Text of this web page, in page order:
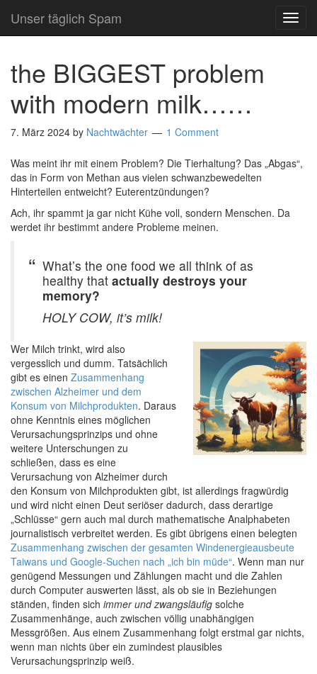
Unser täglich Spam
the BIGGEST problem
with modern milk……
7. März 2024 by Nachtwächter 1 Comment
Was meint ihr mit einem Problem? Die Tierhaltung? Das „Abgas“,
das in Form von Methan aus vielen schwanzbewedelten
Hinterteilen entweicht? Euterentzündungen?
Ach, ihr spammt ja gar nicht Kühe voll, sondern Menschen. Da
werdet ihr bestimmt andere Probleme meinen.
What’s the one food we all think of as
healthy that actually destroys your
memory?
HOLY COW, it’s milk!
Wer Milch trinkt, wird also
vergesslich und dumm. Tatsächlich
gibt es einen Zusammenhang
zwischen Alzheimer und dem
Konsum von Milchprodukten. Daraus
ohne Kenntnis eines möglichen
Verursachungsprinzips und ohne
weitere Unterschungen zu
schließen, dass es eine
Verursachung von Alzheimer durch
den Konsum von Milchprodukten gibt, ist allerdings fragwürdig
und wird nicht einen Deut seriöser dadurch, dass derartige
„Schlüsse“ gern auch mal durch mathematische Analphabeten
journalistisch verbreitet werden. Es gibt übrigens einen belegten
Zusammenhang zwischen der gesamten Windenergieausbeute
Taiwans und Google-Suchen nach „ich bin müde“. Wenn man nur
genügend Messungen und Zählungen macht und die Zahlen
durch Computer auswerten lässt, als ob sie in Beziehungen
ständen, finden sich immer und zwangsläufig solche
Zusammenhänge, auch zwischen völlig unabhängigen
Messgrößen. Aus einem Zusammenhang folgt erstmal gar nichts,
wenn man nichts über ein zumindest plausibles
Verursachungsprinzip weiß.